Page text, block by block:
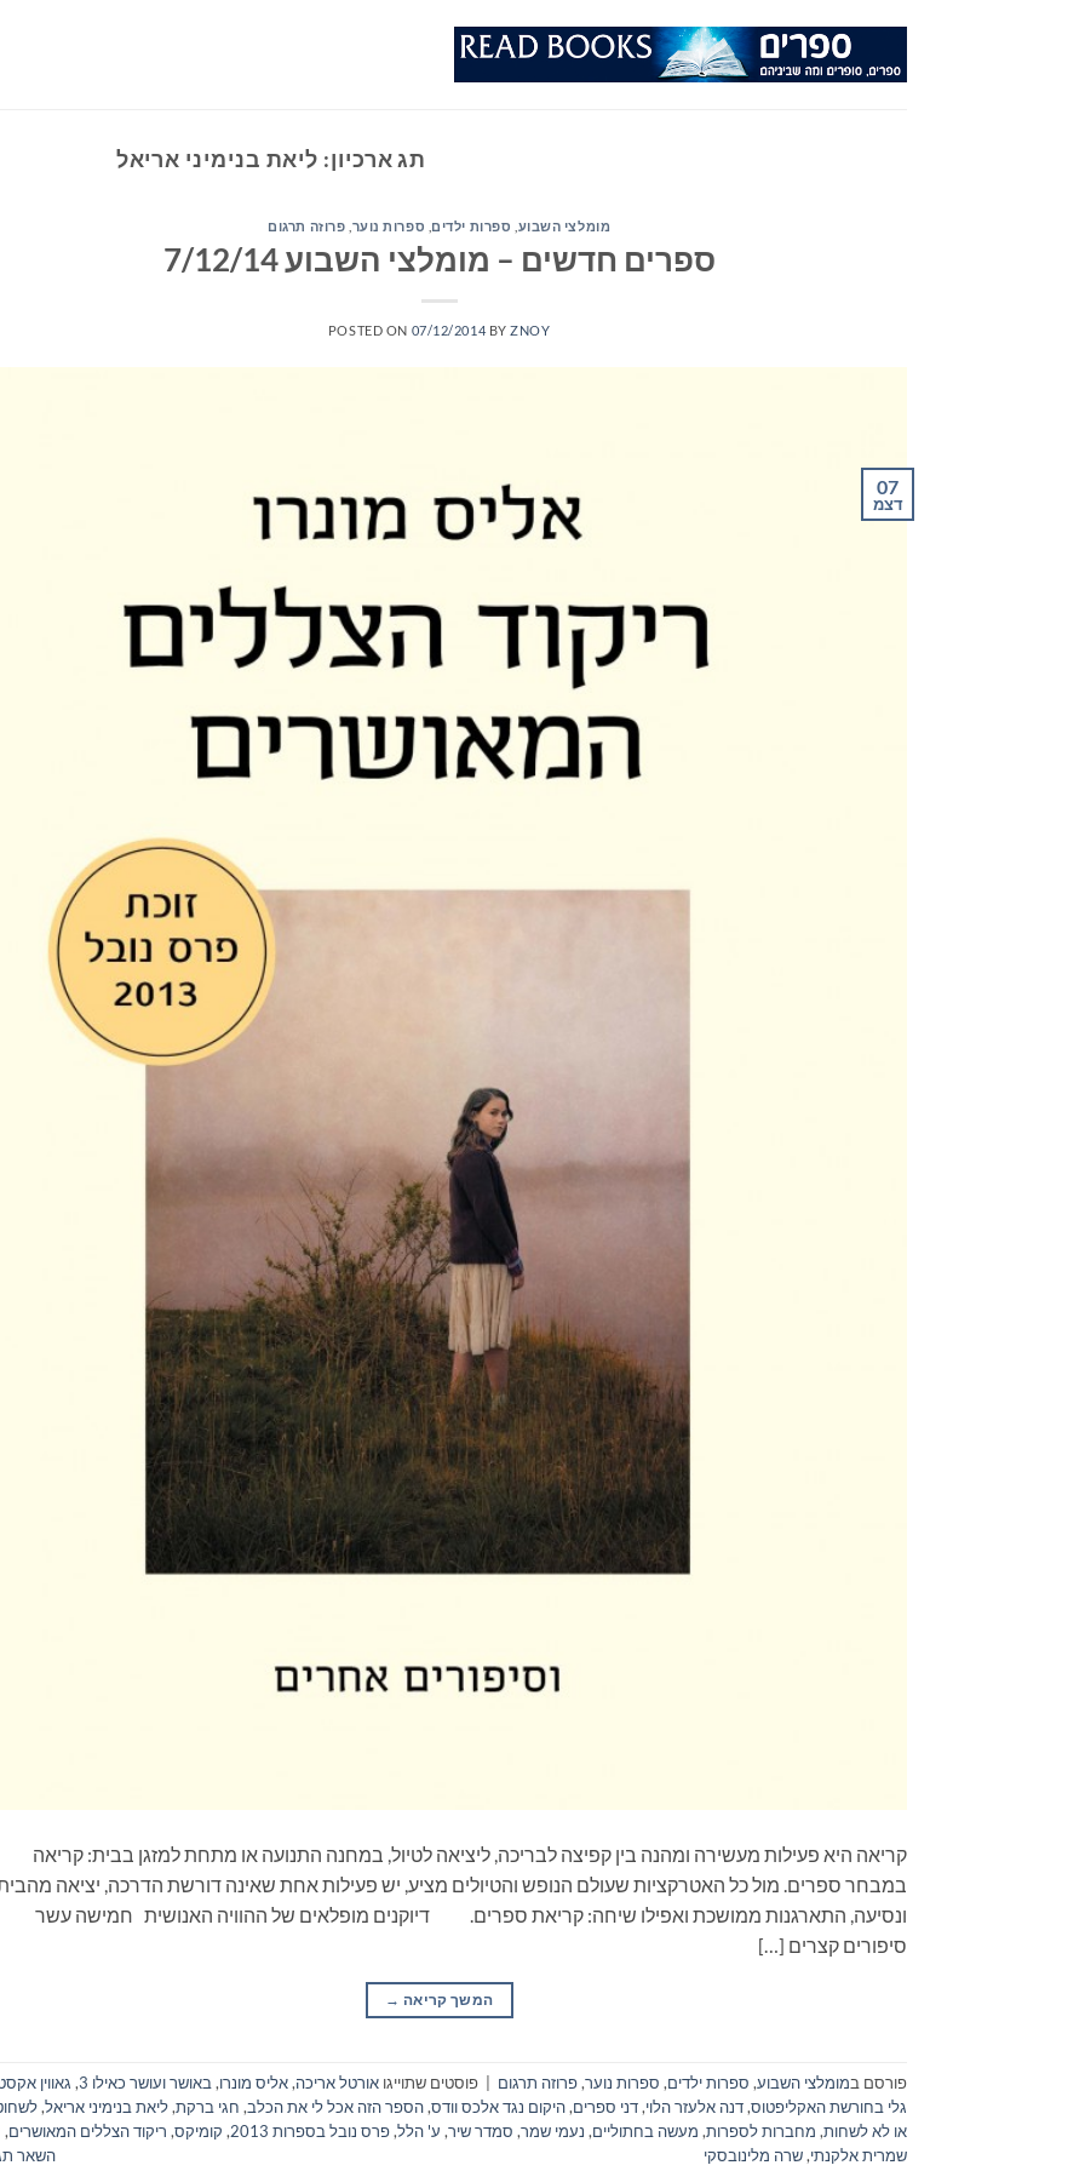
תג ארכיון: ליאת בנימיני אריאל
מומלצי השבוע ספרות ילדים ספרות נוער פרוזה תרגום
ספרים חדשים – מומלצי השבוע 7/12/14
POSTED ON 07/12/2014 BYZNOY
07
דצמ
קריאה היא פעילות מעשירה ומהנה בין קפיצה לבריכה, ליציאה לטיול, במחנה התנועה או מתחת למזגן בבית: קריאה
במבחר ספרים. מול כל האטרקציות שעולם הנופש והטיולים מציע, יש פעילות אחת שאינה דורשת הדרכה, יציאה
ונסיעה, התארגנות ממושכת ואפילו שיחה: קריאת ספרים. דיוקנים מופלאים של ההוויה האנושית חמישה עשר
סיפורים קצרים […]
המשך קריאה →
פורסם במומלצי השבוע, ספרות ילדים, ספרות נוער,פרוזה תרגום פוסטים שתוייגו אורטל אריכה,אליס מונרו,באושר ועושר כאילו 3 , גאווין
גלי בחורשת האקליפטוס,דנה אלעזר הלוי,דני ספרים,היקום נגד אלכס וודס,הספר הזה אכל לי את הכלב, חגי ברקת,ליאת בנימיני אריאל,
או לא לשחות, מחברות לספרות, מעשה בחתוליים, נעמי שמר, סמדר שיר, ע' הלל,פרס נובל בספרות 2013 , קומיקס, ריקוד הצללים המאושרים,
שמרית אלקנתי,שרה מלינובסקי השאר